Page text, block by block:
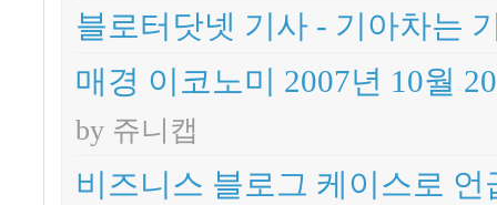
블로터닷넷 기사 - 기아차는
매경 이코노미 2007년 10월
by 쥬니캡
비즈니스 블로그 케이스로